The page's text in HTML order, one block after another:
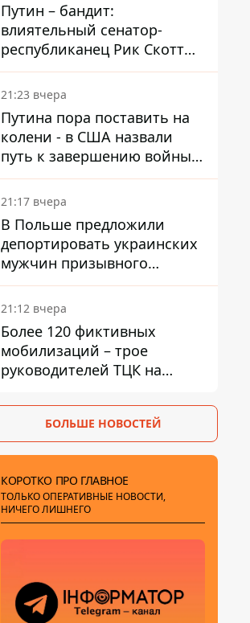
Путин – бандит:
влиятельный сенатор-
республиканец Рик Скотт
призвал Конгресс привлечь
РФ к ответственности за
войну в Украине
21:23 вчера
Путина пора поставить на
колени - в США назвали
путь к завершению войны -
National Security Journal
21:17 вчера
В Польше предложили
депортировать украинских
мужчин призывного
возраста - кого это может
затронуть
21:12 вчера
Более 120 фиктивных
мобилизаций – трое
руководителей ТЦК на
получили подозрения за
фейковые отчеты
БОЛЬШЕ НОВОСТЕЙ
КОРОТКО ПРО ГЛАВНОЕ
ТОЛЬКО ОПЕРАТИВНЫЕ НОВОСТИ,
НИЧЕГО ЛИШНЕГО